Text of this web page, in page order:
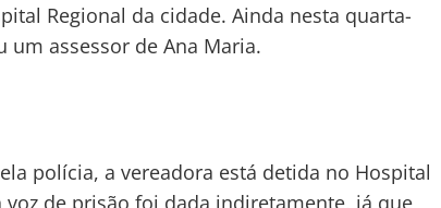
Regional da cidade. Ainda nesta quarta-
um assessor de Ana Maria.
polícia, a vereadora está detida no Hospital